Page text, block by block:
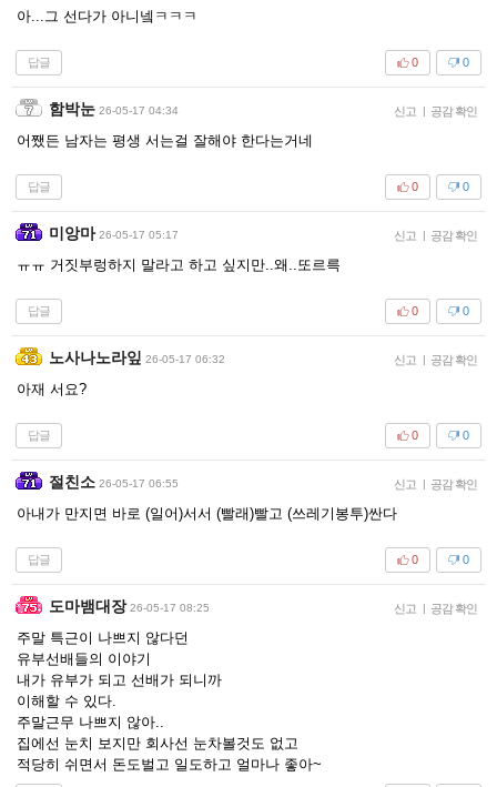
아...그 선다가 아니넼ㅋㅋㅋ
답글 0
0
함박눈 26-05-17 04:34 신고 | 공감 확인
어쨌든 남자는 평생 서는걸 잘해야 한다는거네
답글 0
0
미앙마 26-05-17 05:17 신고 | 공감 확인
ㅠㅠ 거짓부렁하지 말라고 하고 싶지만..왜..또르륵
답글 0
0
노사나노라잎 26-05-17 06:32 신고 | 공감 확인
아재 서요?
답글 0
0
절친소 26-05-17 06:55 신고 | 공감 확인
아내가 만지면 바로 (일어)서서 (빨래)빨고 (쓰레기봉투)싼다
답글 0
0
도마뱀대장 26-05-17 08:25 신고 | 공감 확인
주말 특근이 나쁘지 않다던
유부선배들의 이야기
내가 유부가 되고 선배가 되니까
이해할 수 있다.
주말근무 나쁘지 않아..
집에선 눈치 보지만 회사선 눈차볼것도 없고
적당히 쉬면서 돈도벌고 일도하고 얼마나 좋아~